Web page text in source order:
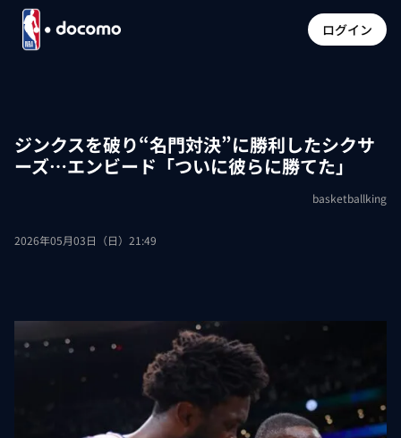
ログイン
ジンクスを破り“名門対決”に勝利したシクサ
ーズ…エンビード「ついに彼らに勝てた」
basketballking
2026年05月03日（日）21:49